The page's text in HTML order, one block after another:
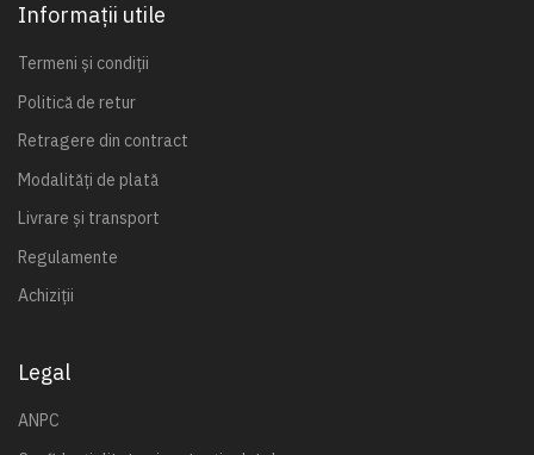
Informații utile
Termeni și condiții
Politică de retur
Retragere din contract
Modalități de plată
Livrare și transport
Regulamente
Achiziții
Legal
ANPC